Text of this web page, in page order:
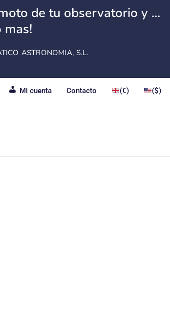
de tu observatorio y ...
mas!
ASTRONOMIA, S.L.
Mi cuenta Contacto (€) ($)